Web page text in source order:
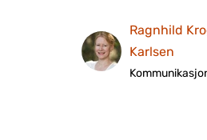
Ragnhild
Karlsen